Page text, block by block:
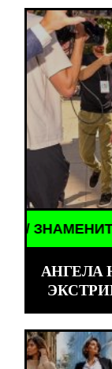
///
АНГЕЛА